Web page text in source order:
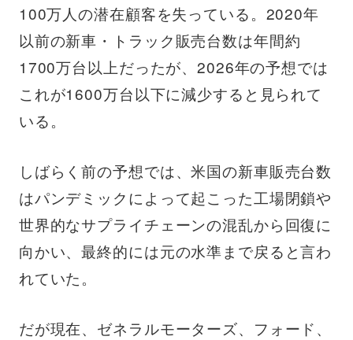
100万人の潜在顧客を失っている。2020年
以前の新車・トラック販売台数は年間約
1700万台以上だったが、2026年の予想では
これが1600万台以下に減少すると見られて
いる。
しばらく前の予想では、米国の新車販売台数
はパンデミックによって起こった工場閉鎖や
世界的なサプライチェーンの混乱から回復に
向かい、最終的には元の水準まで戻ると言わ
れていた。
だが現在、ゼネラルモーターズ、フォード、